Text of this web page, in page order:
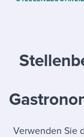
Verwenden Sie